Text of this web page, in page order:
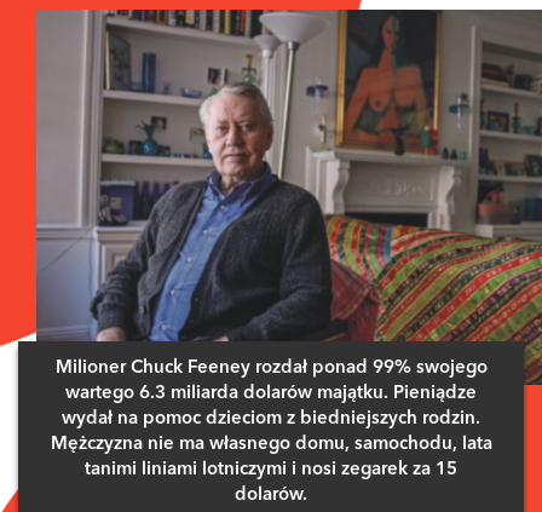
Milioner Chuck Feeney rozdał ponad 99% swojego
wartego 6.3 miliarda dolarów majątku. Pieniądze
wydał na pomoc dzieciom z biedniejszych rodzin.
Mężczyzna nie ma własnego domu, samochodu, lata
tanimi liniami lotniczymi i nosi zegarek za 15
dolarów.